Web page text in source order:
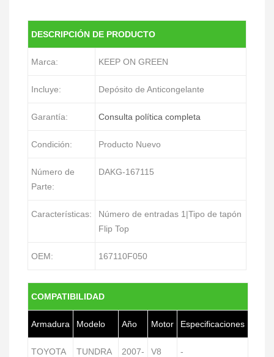
DESCRIPCIÓN DE PRODUCTO
Marca: KEEP ON GREEN
Incluye: Depósito de Anticongelante
Garantía: Consulta política completa
Condición: Producto Nuevo
Número de
Parte:
DAKG-167115
Características:
Número de entradas 1|Tipo de tapón
Flip Top
OEM: 167110F050
COMPATIBILIDAD
Armadura Modelo Año Motor Especificaciones
TOYOTA TUNDRA
2007-
V8
-